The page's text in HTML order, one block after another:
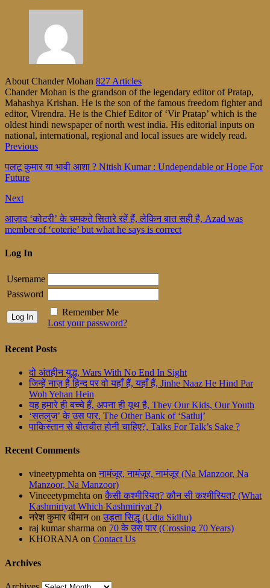
About Chander Mohan 827 Articles
Chander Mohan is the grandson of the legendary editor of Pratap,
Mahashya Krishan. He is the son of the famous freedom fighter and
editor, Virendra. He is the Chief Editor of ‘Vir Pratap’ which is the
oldest hindi newspaper of north west india. His editorial inputs on
national, international, regional and local issues are widely read.
Previous
पलटू कुमार या भावी आशा ? Nitish Kumar : Undependable or Hope For
Future
Next
आज़ाद ‘कोटरी’ के चमकते सितारे रहें हैं, लेकिन बात सही है, Azad was
member of ‘coterie’ but what he says is correct
Log In
Username
Password
Remember Me
Lost your password?
Recent Posts
दो अंतहीन युद्ध, Wars With No End In Sight
जिन्हें नाज़ है हिन्द पर वो यहाँ हैं, यहाँ हैं, Jinhe Naaz He Hind Par
Woh Yehan Hein
यह हमारे ही बच्चे हैं, अपना ही यूथ है, They Our Kids, Our Youth
‘सतलुज’ के उस पार, The Other Bank of ‘Satluj’
पाकिस्तान से बीतचीत होनी चाहिए?, Talks For Talk’s Sake ?
Recent Comments
vineetypmehta on नामंजूर, नामंजूर, नामंजूर (Na Manzoor, Na
Manzoor, Na Manzoor)
Vineeetypmehta on कैसी कश्मीरियत? कौन सी कश्मीरियत? (What
Kashmiriyat Which Kashmiriyat ?)
नरेश कुमार धीमानon उड़ता सिद्धू (Udta Sidhu)
raj kumar sharma on 70 के उस पार (Crossing 70 Years)
KHORANAon Contact Us
Archives